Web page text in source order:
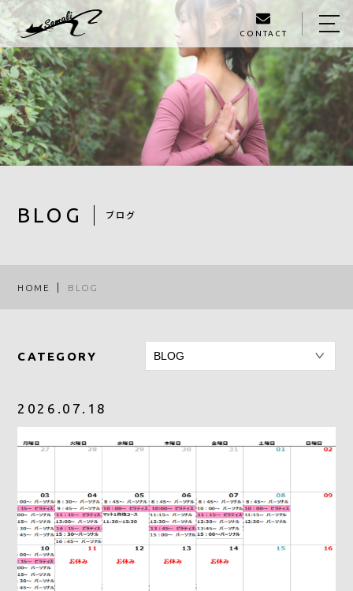
CONTACT
BLOG ブログ
HOME BLOG
CATEGORY
2026.07.18
HOME
ABOUT
MENU
GALLERY
090-1326-3602
RESERVE